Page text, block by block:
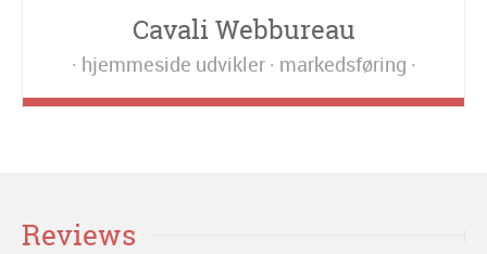
Cavali Webbureau
hjemmeside udvikler markedsføring
Reviews